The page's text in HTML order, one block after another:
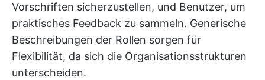
Vorschriften sicherzustellen, und Benutzer, um
praktisches Feedback zu sammeln. Generische
Beschreibungen der Rollen sorgen für
Flexibilität, da sich die Organisationsstrukturen
unterscheiden.